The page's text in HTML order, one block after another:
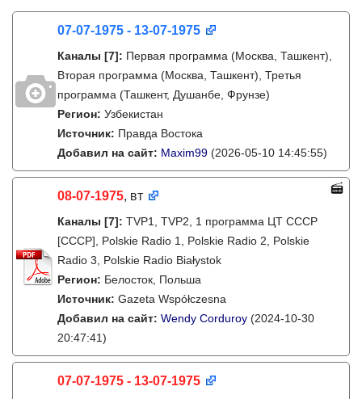
07-07-1975 - 13-07-1975
Каналы [7]: Первая программа (Москва, Ташкент),
Вторая программа (Москва, Ташкент), Третья
программа (Ташкент, Душанбе, Фрунзе)
Регион: Узбекистан
Источник: Правда Востока
Добавил на сайт: Maxim99 (2026-05-10 14:45:55)
08-07-1975, вт
Каналы [7]: TVP1, TVP2, 1 программа ЦТ СССР
[СССР], Polskie Radio 1, Polskie Radio 2, Polskie
Radio 3, Polskie Radio Białystok
Регион: Белосток, Польша
Источник: Gazeta Współczesna
Добавил на сайт: Wendy Corduroy (2024-10-30
20:47:41)
07-07-1975 - 13-07-1975